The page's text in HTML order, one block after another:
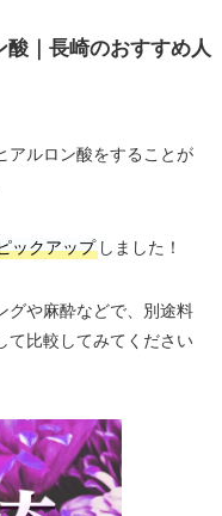
酸｜長崎のおすすめ人
アルロン酸をすることが
ックアップしました！
グや麻酔などで、別途料
て比較してみてください